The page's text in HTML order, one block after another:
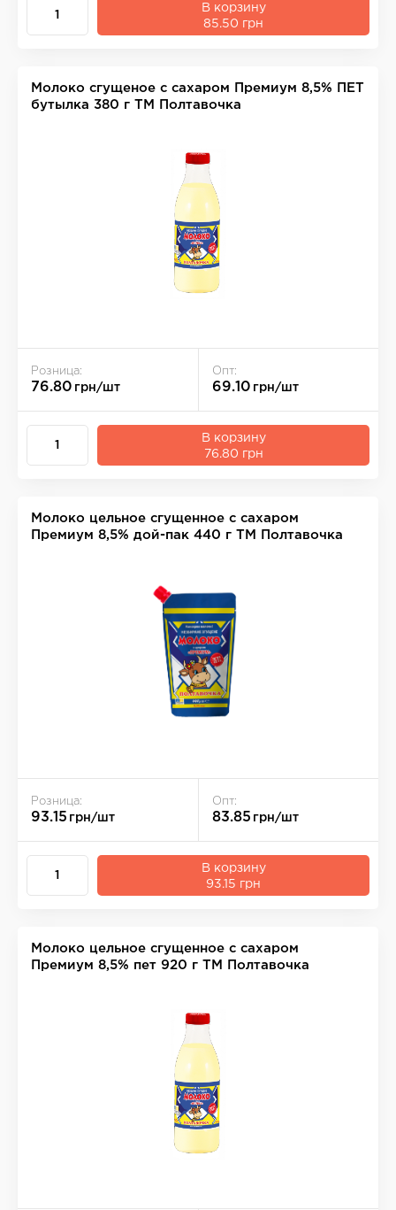
В корзину
85.50 грн
Молоко сгущеное с сахаром Премиум 8,5% ПЕТ
бутылка 380 г ТМ Полтавочка
Розница:
76.80 грн/шт
Опт:
69.10 грн/шт
В корзину
76.80 грн
Молоко цельное сгущенное с сахаром
Премиум 8,5% дой-пак 440 г ТМ Полтавочка
Розница:
93.15 грн/шт
Опт:
83.85 грн/шт
В корзину
93.15 грн
Молоко цельное сгущенное с сахаром
Премиум 8,5% пет 920 г ТМ Полтавочка